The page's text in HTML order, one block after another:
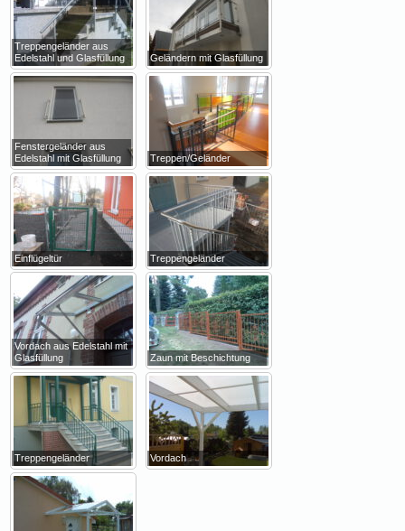
Treppengeländer aus
Edelstahl und Glasfüllung
Geländern mit Glasfüllung
Fenstergeländer aus
Edelstahl mit Glasfüllung
Treppen/Geländer
Einflügeltür Treppengeländer
Vordach aus Edelstahl mit
Glasfüllung
Zaun mit Beschichtung
Treppengeländer Vordach